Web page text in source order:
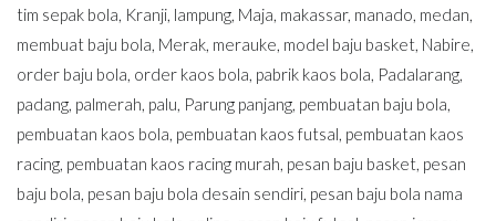
tim sepak bola, Kranji, lampung, Maja, makassar, manado, medan,
membuat baju bola, Merak, merauke, model baju basket, Nabire,
order baju bola, order kaos bola, pabrik kaos bola, Padalarang,
padang, palmerah, palu, Parung panjang, pembuatan baju bola,
pembuatan kaos bola, pembuatan kaos futsal, pembuatan kaos
racing, pembuatan kaos racing murah, pesan baju basket, pesan
baju bola, pesan baju bola desain sendiri, pesan baju bola nama